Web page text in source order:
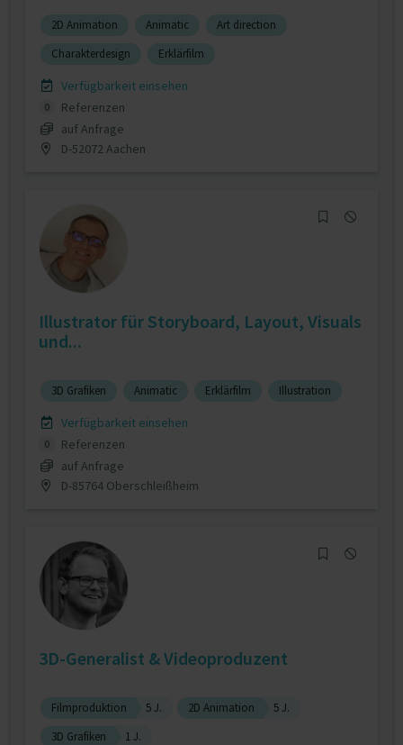
2D Animation Animatic
Art direction
Charakterdesign
Erklärfilm
Verfügbarkeit einsehen
0
Referenzen
auf Anfrage
D-52072 Aachen
Illustrator für Storyboard, Layout, Visuals
und...
3D Grafiken Animatic Erklärfilm Illustration
Verfügbarkeit einsehen
0
Referenzen
auf Anfrage
D-85764 Oberschleißheim
3D-Generalist & Videoproduzent
Filmproduktion 5 J. 2D Animation
5 J.
3D Grafiken
1 J.